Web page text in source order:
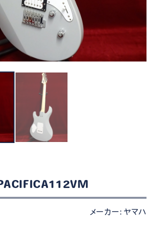
メーカー：ヤマハ